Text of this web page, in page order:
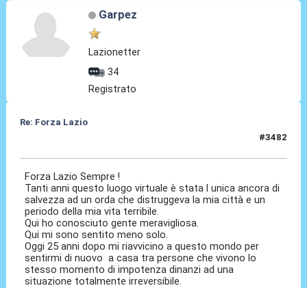
Garpez
Lazionetter
34
Registrato
Re: Forza Lazio
#3482
Forza Lazio Sempre !
Tanti anni questo luogo virtuale è stata l unica ancora di
salvezza ad un orda che distruggeva la mia città e un
periodo della mia vita terribile.
Qui ho conosciuto gente meravigliosa.
Qui mi sono sentito meno solo.
Oggi 25 anni dopo mi riavvicino a questo mondo per
sentirmi di nuovo a casa tra persone che vivono lo
stesso momento di impotenza dinanzi ad una
situazione totalmente irreversibile.